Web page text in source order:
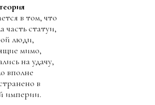
в том, что
часть статуи,
люди,
мимо,
на удачу,
вполне
в
империи.